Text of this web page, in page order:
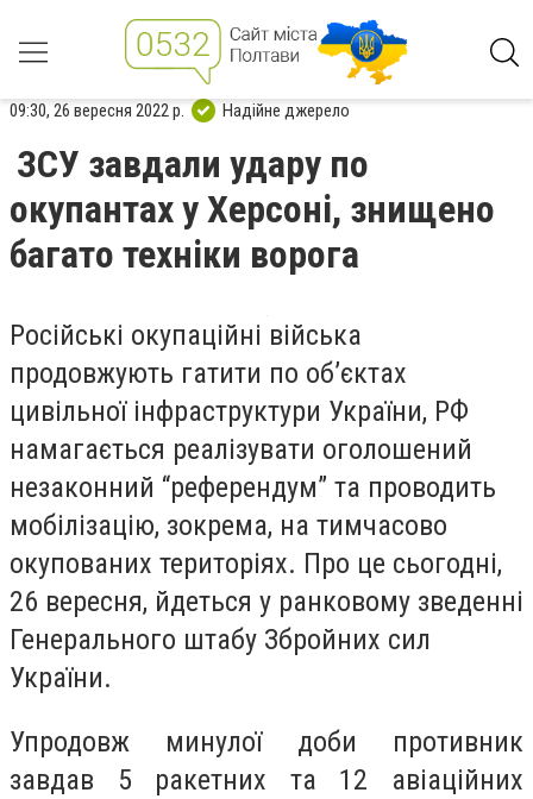
09:30, 26 вересня 2022 р. Надійне джерело
ЗСУ завдали удару по
окупантах у Херсоні, знищено
багато техніки ворога
Російські окупаційні війська
продовжують гатити по об’єктах
цивільної інфраструктури України, РФ
намагається реалізувати оголошений
незаконний “референдум” та проводить
мобілізацію, зокрема, на тимчасово
окупованих територіях. Про це сьогодні,
26 вересня, йдеться у ранковому зведенні
Генерального штабу Збройних сил
України.
Упродовж минулої доби противник
завдав 5 ракетних та 12 авіаційних